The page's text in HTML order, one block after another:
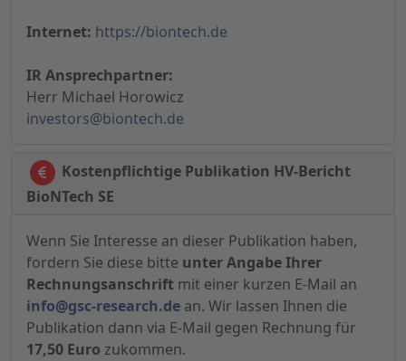
Internet: https://biontech.de
IR Ansprechpartner:
Herr Michael Horowicz
investors@biontech.de
Kostenpflichtige Publikation HV-Bericht
BioNTech SE
Wenn Sie Interesse an dieser Publikation haben,
fordern Sie diese bitte unter Angabe Ihrer
Rechnungsanschrift mit einer kurzen E-Mail an
info@gsc-research.de an. Wir lassen Ihnen die
Publikation dann via E-Mail gegen Rechnung für
17,50 Euro zukommen.